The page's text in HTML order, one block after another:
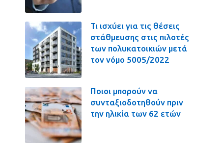
Τι ισχύει για τις θέσεις
στάθμευσης στις πιλοτές
των πολυκατοικιών μετά
τον νόμο 5005/2022
Ποιοι μπορούν να
συνταξιοδοτηθούν πριν
την ηλικία των 62 ετών